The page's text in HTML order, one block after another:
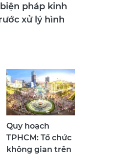
pháp kinh
xử lý hình
Quy hoạch
TPHCM: Tổ chức
không gian trên